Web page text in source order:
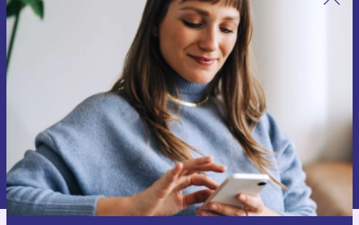
Prijavi se na newsletter!
Nikad više ne propusti ponudu.
Zatraži kupon
Informacije o korištenju osobnih podataka možeš pronaći u našim
Pravilima privatnosti.